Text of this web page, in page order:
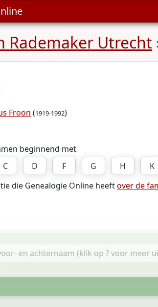
Rademaker Utrecht
Froon (1919-1992)
beginnend met
C D F G H K
die Genealogie Online heeftover de